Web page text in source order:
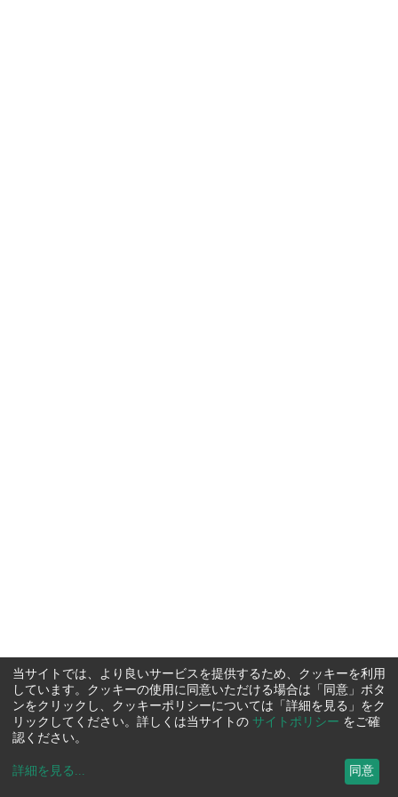
当サイトでは、より良いサービスを提供するため、クッキーを利用
しています。クッキーの使用に同意いただける場合は「同意」ボタ
ンをクリックし、クッキーポリシーについては「詳細を見る」をク
リックしてください。詳しくは当サイトの サイトポリシー をご確
認ください。
詳細を見る ... 同意